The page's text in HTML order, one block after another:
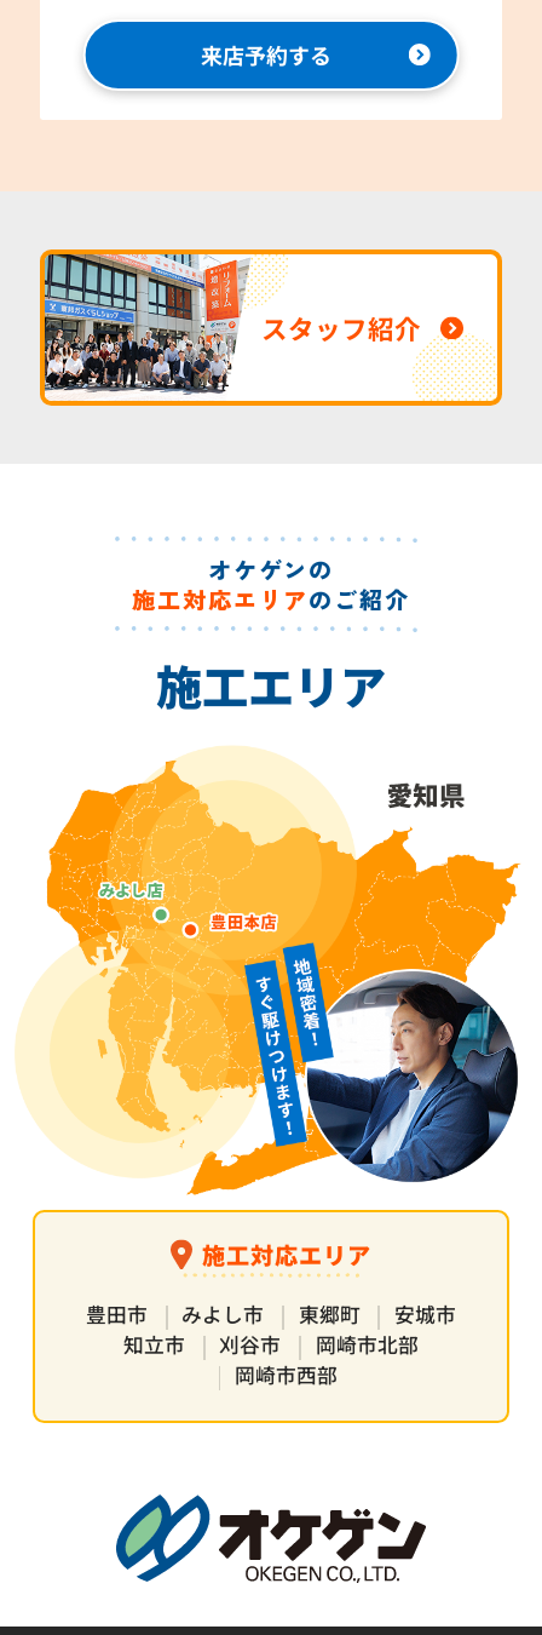
来店予約する
スタッフ紹介
オケゲンの
施工対応エリアのご紹介
施工エリア
施工対応エリア
豊田市 みよし市 東郷町
安城市
知立市
刈谷市
岡崎市北部
岡崎市西部